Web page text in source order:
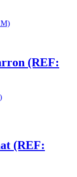
(REF:
(REF: